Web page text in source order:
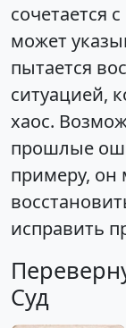
сочетается
может
пытается
ситуацией,
хаос.
прошлые
примеру, он
исправить
Суд